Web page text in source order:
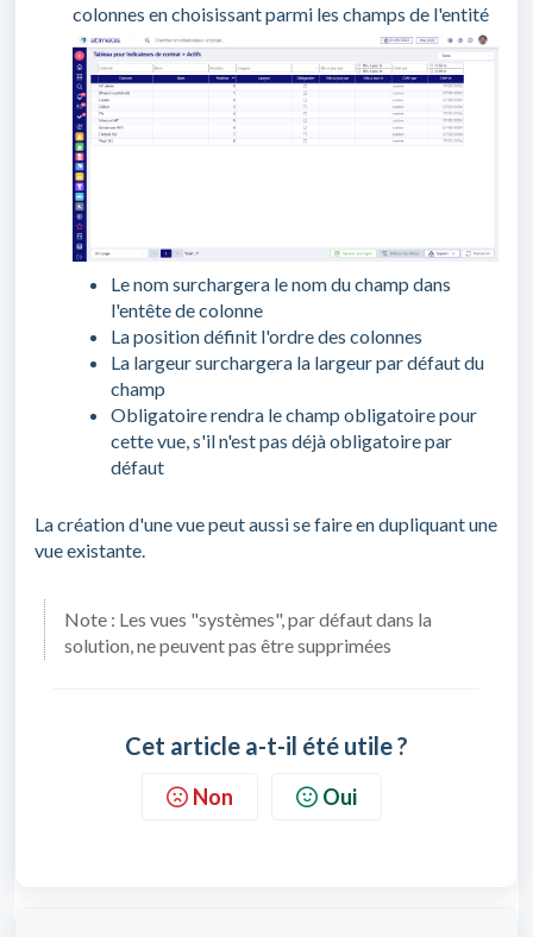
colonnes en choisissant parmi les champs de l'entité
Le nom surchargera le nom du champ dans
l'entête de colonne
La position définit l'ordre des colonnes
La largeur surchargera la largeur par défaut du
champ
Obligatoire rendra le champ obligatoire pour
cette vue, s'il n'est pas déjà obligatoire par
défaut
La création d'une vue peut aussi se faire en dupliquant une
vue existante.
Note : Les vues "systèmes", par défaut dans la
solution, ne peuvent pas être supprimées
Cet article a-t-il été utile ?
Non Oui